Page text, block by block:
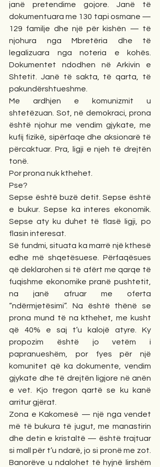
janë pretendime gojore. Janë të
dokumentuara me 130 tapi osmane —
129 familje dhe një për kishën — të
njohura nga Mbretëria dhe të
legalizuara nga noteria e kohës.
Dokumentet ndodhen në Arkivin e
Shtetit. Janë të sakta, të qarta, të
pakundërshtueshme.
Me ardhjen e komunizmit u
shtetëzuan. Sot, në demokraci, prona
është njohur me vendim gjykate, me
kufij fizikë, sipërfaqe dhe aksionarë të
përcaktuar. Pra, ligji e njeh të drejtën
tonë.
Por prona nuk kthehet.
Pse?
Sepse është buzë detit. Sepse është
e bukur. Sepse ka interes ekonomik.
Sepse aty ku duhet të flasë ligji, po
flasin interesat.
Së fundmi, situata ka marrë një kthesë
edhe më shqetësuese. Përfaqësues
që deklarohen si të afërt me qarqe të
fuqishme ekonomike pranë pushtetit,
na janë afruar me oferta
“ndërmjetësimi”. Na është thënë se
prona mund të na kthehet, me kusht
që 40% e saj t’u kalojë atyre. Ky
propozim është jo vetëm i
papranueshëm, por fyes për një
komunitet që ka dokumente, vendim
gjykate dhe të drejtën ligjore në anën
e vet. Kjo tregon qartë se ku kanë
arritur gjërat.
Zona e Kakomesë — një nga vendet
më të bukura të jugut, me manastirin
dhe detin e kristaltë — është trajtuar
si mall për t’u ndarë, jo si pronë me zot.
Banorëve u ndalohet të hyjnë lirshëm